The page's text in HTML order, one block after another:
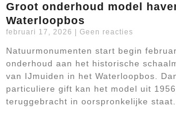
Groot onderhoud model
Waterloopbos
februari 17, 2026 Geen reacties
Natuurmonumenten start begin
onderhoud aan het historische
van IJmuiden in het Waterloopbos.
particuliere gift kan het model uit
teruggebracht in oorspronkelijke